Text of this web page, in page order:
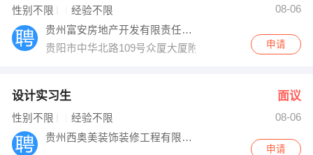
性别不限 经验不限
08-06
贵州富安房地产开发有限责任公司
贵阳市中华北路109号众厦大厦附楼9楼
申请
设计实习生 面议
性别不限 经验不限
08-06
贵州西奥美装饰装修工程有限公司
申请